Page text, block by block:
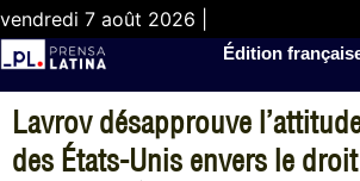
vendredi 7 août 2026 |
Édition
Lavrov désapprouve
des États-Unis envers le